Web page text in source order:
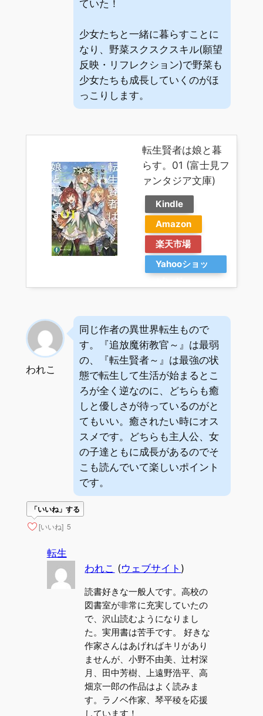
ていた！
少女たちと一緒に暮らすことに
なり、野菜スクスクスキル(願望
反映・リフレクション)で野菜も
少女たちも成長していくのがほ
っこりします。
転生賢者は娘と暮
らす。01 (富士見フ
ァンタジア文庫)
Kindle
Amazon
楽天市場
Yahooショッ
われこ
同じ作者の異世界転生もので
す。『追放魔術教官～』は最弱
の、『転生賢者～』は最強の状
態で転生して生活が始まるとこ
ろが全く逆なのに、どちらも癒
しと優しさが待っているのがと
てもいい。癒されたい時にオス
スメです。どちらも主人公、女
の子達ともに成長があるのでそ
こも読んでいて楽しいポイント
です。
「いいね」する
[いいね] 5
転生
われこ (ウェブサイト )
読書好きな一般人です。高校の
図書室が非常に充実していたの
で、沢山読むようになりまし
た。実用書は苦手です。 好きな
作家さんはあげればキリがあり
ませんが、小野不由美、辻村深
月、田中芳樹、上遠野浩平、高
畑京一郎の作品はよく読みま
す。ラノベ作家、琴平稜を応援
しています！